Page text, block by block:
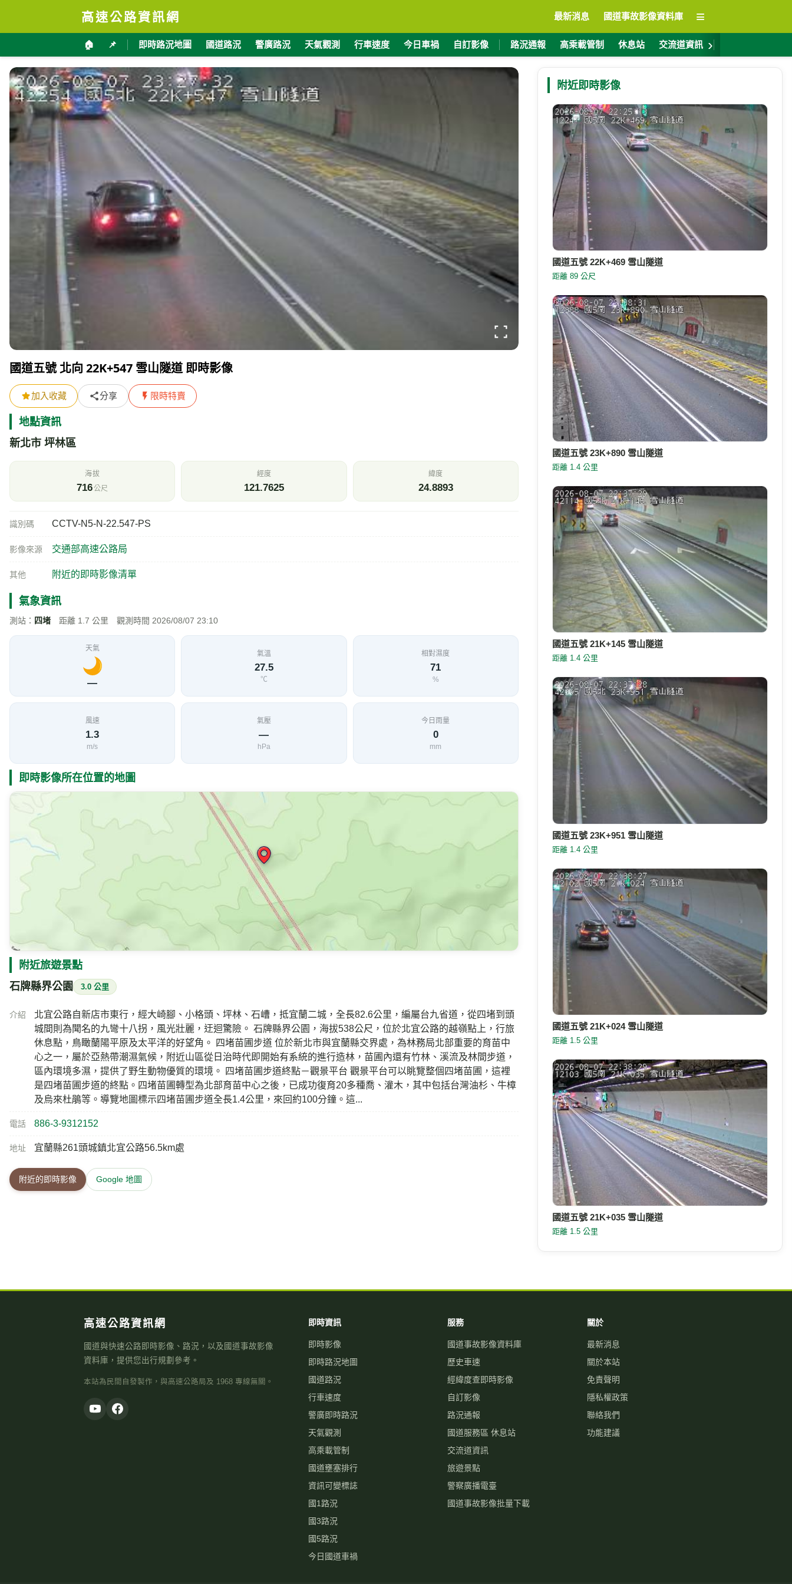
高速公路資訊網 最新消息 國道事故影像資料庫 ≡
🏠 📌 即時路況地圖 國道路況 警廣路況 天氣觀測 行車速度 今日車禍 自訂影像 路況通報 高乘載管制 休息站 交流道資訊 ›
國道五號 北向 22K+547 雪山隧道 即時影像
加入收藏 分享 限時特賣
地點資訊
新北市 坪林區
海拔
716公尺
經度
121.7625
緯度
24.8893
識別碼 CCTV-N5-N-22.547-PS
影像來源 交通部高速公路局
其他 附近的即時影像清單
氣象資訊
測站： 四堵 距離 1.7 公里 觀測時間 2026/08/07 23:10
天氣
—
氣溫
27.5
℃
相對濕度
71
%
風速
1.3
m/s
氣壓
—
hPa
今日雨量
0
mm
即時影像所在位置的地圖
附近旅遊景點
石牌縣界公園 3.0 公里
介紹
北宜公路自新店市東行，經大崎腳、小格頭、坪林、石嶆，抵宜蘭二城，全長82.6公里，編屬台九省道，從四堵到頭
城間則為聞名的九彎十八拐，風光壯麗，迂迴驚險。 石牌縣界公園，海拔538公尺，位於北宜公路的越嶺點上，行旅
休息點，鳥瞰蘭陽平原及太平洋的好望角。 四堵苗圃步道 位於新北市與宜蘭縣交界處，為林務局北部重要的育苗中
心之一，屬於亞熱帶潮濕氣候，附近山區從日治時代即開始有系統的進行造林，苗圃內還有竹林、溪流及林間步道，
區內環境多濕，提供了野生動物優質的環境。 四堵苗圃步道終點－觀景平台 觀景平台可以眺覽整個四堵苗圃，這裡
是四堵苗圃步道的終點。四堵苗圃轉型為北部育苗中心之後，已成功復育20多種喬、灌木，其中包括台灣油杉、牛樟
及烏來杜鵑等。導覽地圖標示四堵苗圃步道全長1.4公里，來回約100分鐘。這...
電話 886-3-9312152
地址 宜蘭縣261頭城鎮北宜公路56.5km處
附近的即時影像 Google 地圖
附近即時影像
國道五號 22K+469 雪山隧道
距離 89 公尺
國道五號 23K+890 雪山隧道
距離 1.4 公里
國道五號 21K+145 雪山隧道
距離 1.4 公里
國道五號 23K+951 雪山隧道
距離 1.4 公里
國道五號 21K+024 雪山隧道
距離 1.5 公里
國道五號 21K+035 雪山隧道
距離 1.5 公里
高速公路資訊網
國道與快速公路即時影像、路況，以及國道事故影像
資料庫，提供您出行規劃參考。
本站為民間自發製作，與高速公路局及 1968 專線無關。
即時資訊
即時影像
即時路況地圖
國道路況
行車速度
警廣即時路況
天氣觀測
高乘載管制
國道壅塞排行
資訊可變標誌
國1路況
國3路況
國5路況
今日國道車禍
服務
國道事故影像資料庫
歷史車速
經緯度查即時影像
自訂影像
路況通報
國道服務區 休息站
交流道資訊
旅遊景點
警察廣播電臺
國道事故影像批量下載
關於
最新消息
關於本站
免責聲明
隱私權政策
聯絡我們
功能建議